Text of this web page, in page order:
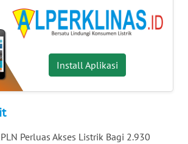
Install Aplikasi
Perluas Akses Listrik Bagi 2.930